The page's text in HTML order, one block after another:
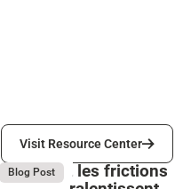
Visit Resource Center
Visit Resource Center
August 4, 2026
Blog Post
Comment les frictions